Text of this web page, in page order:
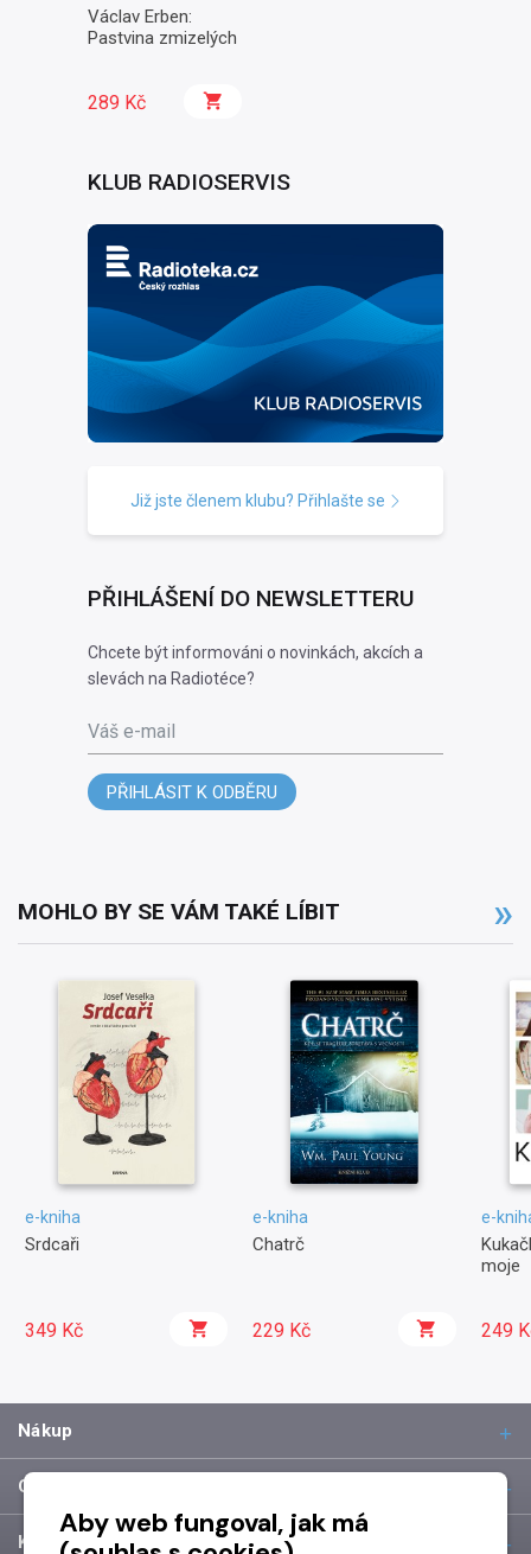
Václav Erben:
Pastvina zmizelých
289 Kč
KLUB RADIOSERVIS
Již jste členem klubu? Přihlašte se
PŘIHLÁŠENÍ DO NEWSLETTERU
Chcete být informováni o novinkách, akcích a
slevách na Radiotéce?
Váš e-mail
PŘIHLÁSIT K ODBĚRU
MOHLO BY SE VÁM TAKÉ LÍBIT
e-kniha
Srdcaři
349 Kč
e-kniha
Chatrč
229 Kč
e-
moje
249
Nákup
O společnosti
Kontakt
Aby web fungoval, jak má